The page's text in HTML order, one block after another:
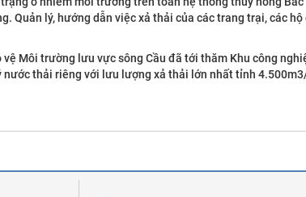
Quản lý, hướng dẫn việc xả thải của các trang trại, các hộ
Môi trường lưu vực sông Cầu đã tới thăm Khu công
nước thải riêng với lưu lượng xả thải lớn nhất tỉnh